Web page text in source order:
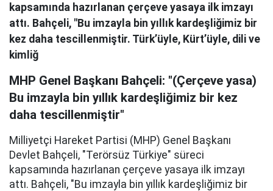
kapsamında hazırlanan çerçeve yasaya ilk imzayı
attı. Bahçeli, "Bu imzayla bin yıllık kardeşliğimiz bir
kez daha tescillenmiştir. Türk’üyle, Kürt’üyle, dili ve
kimliğ
MHP Genel Başkanı Bahçeli: "(Çerçeve yasa)
Bu imzayla bin yıllık kardeşliğimiz bir kez
daha tescillenmiştir"
Milliyetçi Hareket Partisi (MHP) Genel Başkanı
Devlet Bahçeli, "Terörsüz Türkiye" süreci
kapsamında hazırlanan çerçeve yasaya ilk imzayı
attı. Bahçeli, "Bu imzayla bin yıllık kardeşliğimiz bir